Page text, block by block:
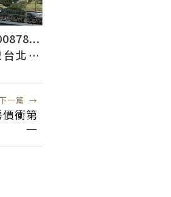
北人
下一篇 →
衝第
一